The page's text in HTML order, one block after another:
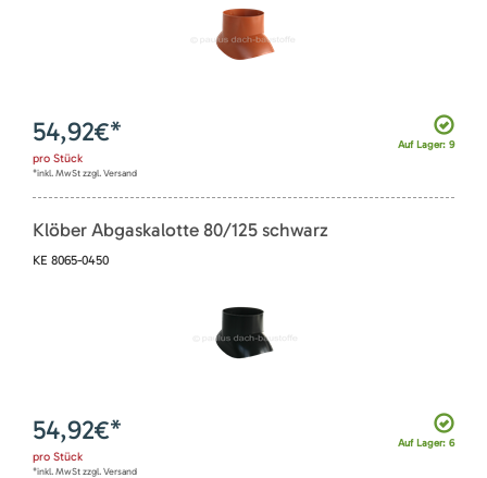
Auf Lager: 9
54,92€*
pro Stück
*inkl. MwSt zzgl. Versand
Klöber Abgaskalotte 80/125 schwarz
KE 8065-0450
Auf Lager: 6
54,92€*
pro Stück
*inkl. MwSt zzgl. Versand